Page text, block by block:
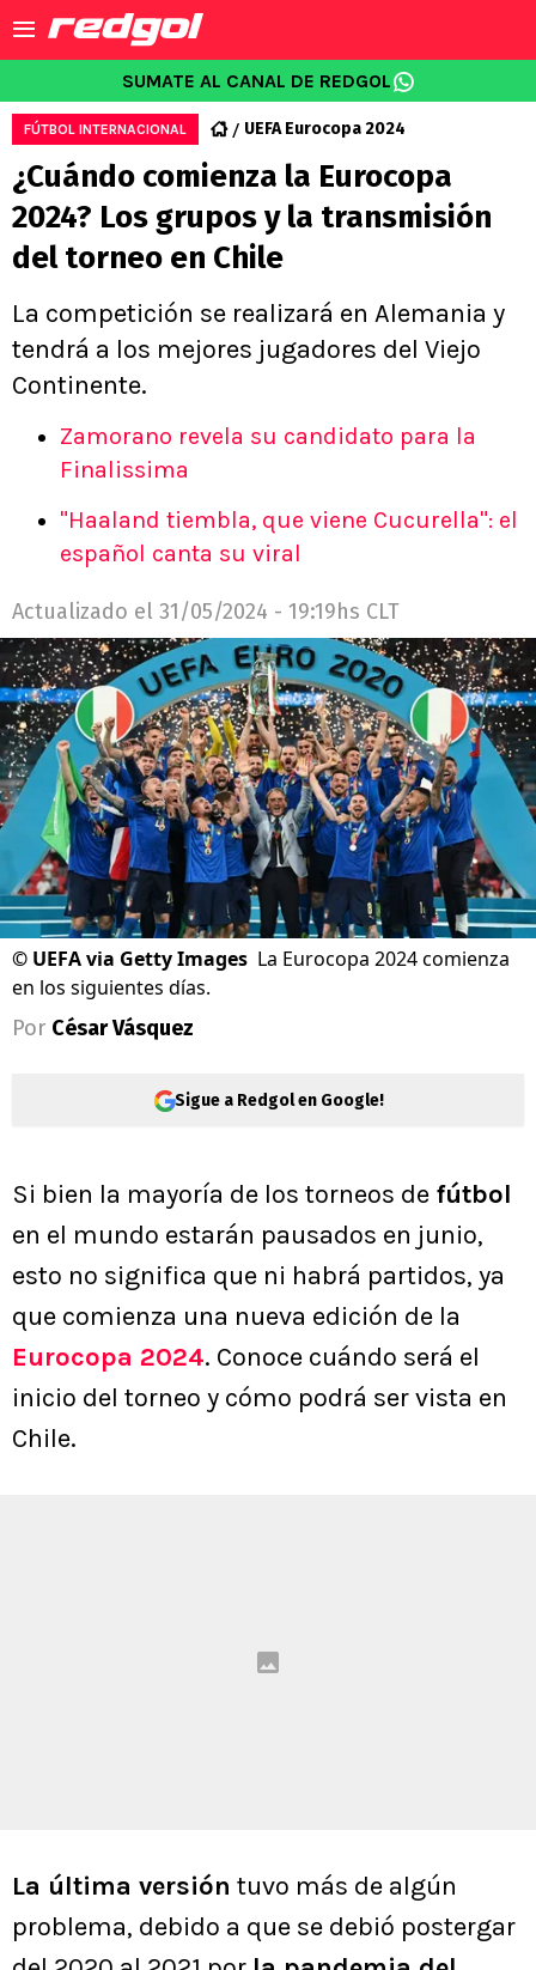
SUMATE AL CANAL DE REDGOL
FÚTBOL INTERNACIONAL UEFA Eurocopa 2024
¿Cuándo comienza la Eurocopa
2024? Los grupos y la transmisión
del torneo en Chile
La competición se realizará en Alemania y
tendrá a los mejores jugadores del Viejo
Continente.
Zamorano revela su candidato para la
Finalissima
"Haaland tiembla, que viene Cucurella": el
español canta su viral
Actualizado el 31/05/2024 - 19:19hs CLT
© UEFA via Getty Images La Eurocopa 2024 comienza
en los siguientes días.
Por César Vásquez
Sigue a Redgol en Google!
Si bien la mayoría de los torneos de fútbol
en el mundo estarán pausados en junio,
esto no significa que ni habrá partidos, ya
que comienza una nueva edición de la
Eurocopa 2024. Conoce cuándo será el
inicio del torneo y cómo podrá ser vista en
Chile.
La última versión tuvo más de algún
problema, debido a que se debió postergar